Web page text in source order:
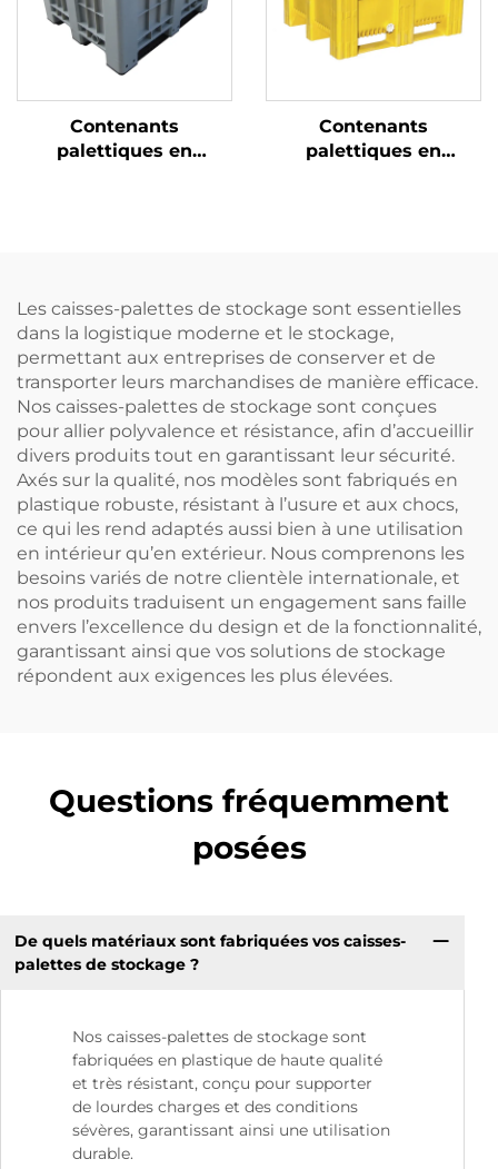
Contenants
palettiques en
Contenants
palettiques en
Les caisses-palettes de stockage sont essentielles
dans la logistique moderne et le stockage,
permettant aux entreprises de conserver et de
transporter leurs marchandises de manière efficace.
Nos caisses-palettes de stockage sont conçues
pour allier polyvalence et résistance, afin d’accueillir
divers produits tout en garantissant leur sécurité.
Axés sur la qualité, nos modèles sont fabriqués en
plastique robuste, résistant à l’usure et aux chocs,
ce qui les rend adaptés aussi bien à une utilisation
en intérieur qu’en extérieur. Nous comprenons les
besoins variés de notre clientèle internationale, et
nos produits traduisent un engagement sans faille
envers l’excellence du design et de la fonctionnalité,
garantissant ainsi que vos solutions de stockage
répondent aux exigences les plus élevées.
Questions fréquemment
posées
De quels matériaux sont fabriquées vos caisses-
palettes de stockage ?
Nos caisses-palettes de stockage sont
fabriquées en plastique de haute qualité
et très résistant, conçu pour supporter
de lourdes charges et des conditions
sévères, garantissant ainsi une utilisation
durable.